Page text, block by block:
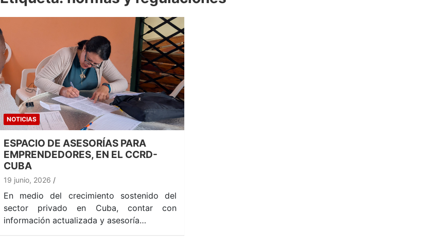
NOTICIAS
ESPACIO DE ASESORÍAS PARA
EMPRENDEDORES, EN EL CCRD-
CUBA
19 junio, 2026
En medio del crecimiento sostenido del
sector privado en Cuba, contar con
información actualizada y asesoría…